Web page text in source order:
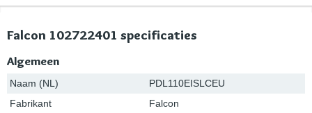
Falcon 102722401 specificaties
Algemeen
Naam (NL)
PDL110EISLCEU
Fabrikant
Falcon